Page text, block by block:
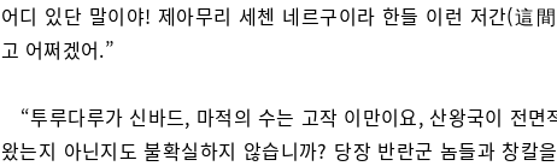
어디 있단 말이야! 제아무리 세첸 네르구이라 한들 이런 저간(這
고 어쩌겠어.”
“투루다루가 신바드, 마적의 수는 고작 이만이요, 산왕국이 전면
왔는지 아닌지도 불확실하지 않습니까? 당장 반란군 놈들과 창칼